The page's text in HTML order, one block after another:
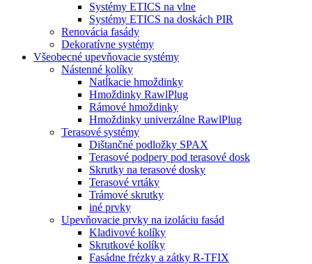
Systémy ETICS na vlne
Systémy ETICS na doskách PIR
Renovácia fasády
Dekoratívne systémy
Všeobecné upevňovacie systémy
Nástenné kolíky
Natĺkacie hmoždinky
Hmoždinky RawlPlug
Rámové hmoždinky
Hmoždinky univerzálne RawlPlug
Terasové systémy
Dištančné podložky SPAX
Terasové podpery pod terasové dosk
Skrutky na terasové dosky
Terasové vrtáky
Trámové skrutky
iné prvky
Upevňovacie prvky na izoláciu fasád
Kladivové kolíky
Skrutkové kolíky
Fasádne frézky a zátky R-TFIX